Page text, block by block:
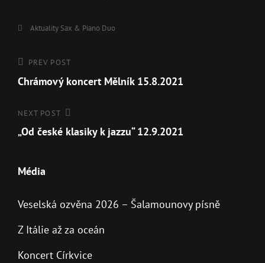
Aktuality Sax & Piano Duo
PREV POST
Chrámový koncert Mělník 15.8.2021
NEXT POST
„Od české klasiky k jazzu“ 12.9.2021
Média
Veselská ozvěna 2026 – Šalamounovy písně
Z Itálie až za oceán
Koncert Církvice